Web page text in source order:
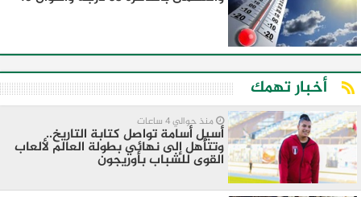
أخبار تهمك
منذ حوالي 4 ساعات
أسيل أسامة تواصل كتابة التاريخ..
وتتأهل إلى نهائي بطولة العالم لألعاب
القوى للشباب بأوريجون